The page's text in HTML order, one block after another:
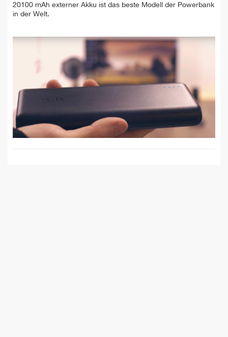
20100 mAh externer Akku ist das beste Modell der Powerbank
in der Welt.